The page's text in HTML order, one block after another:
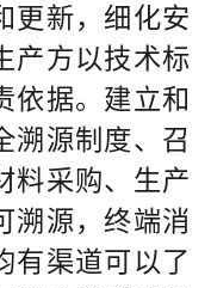
更新，细化安
产方以技术标
依据。建立和
溯源制度、召
料采购、生产
溯源，终端消
有渠道可以了